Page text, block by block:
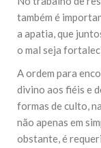
também é
a apatia, que
o mal seja
A ordem para
divino aos fiéis e
formas de culto,
não apenas em
obstante, é